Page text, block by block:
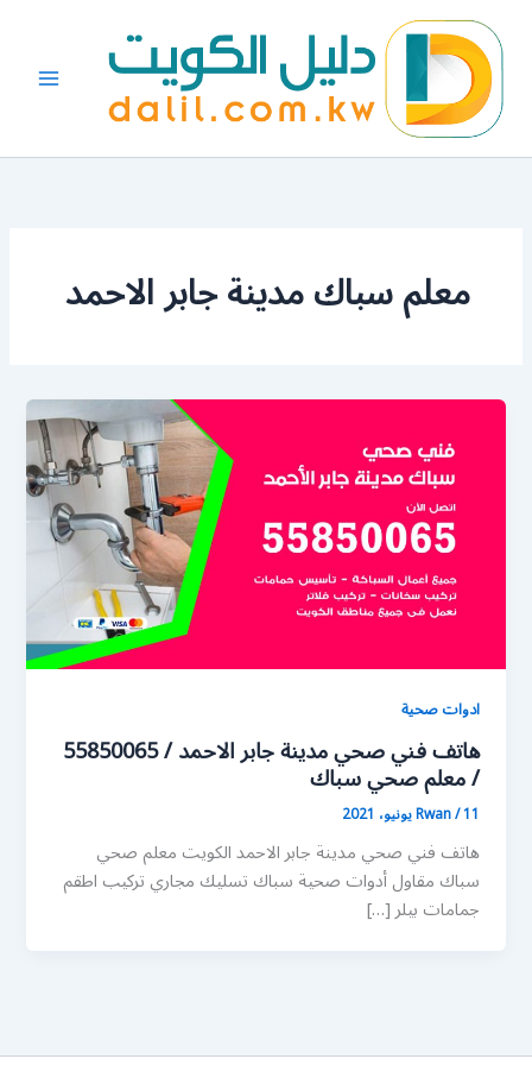
المحتوى
معلم سباك مدينة جابر الاحمد
ادوات صحية
هاتف فني صحي مدينة جابر الاحمد / 55850065
/ معلم صحي سباك
Rwan/11 يونيو، 2021
هاتف فني صحي مدينة جابر الاحمد الكويت معلم صحي
سباك مقاول أدوات صحية سباك تسليك مجاري تركيب اطقم
جمامات بيلر […]